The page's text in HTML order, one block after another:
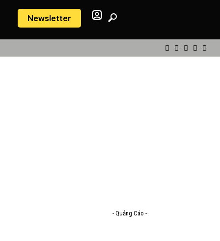
Newsletter
- Quảng Cáo -